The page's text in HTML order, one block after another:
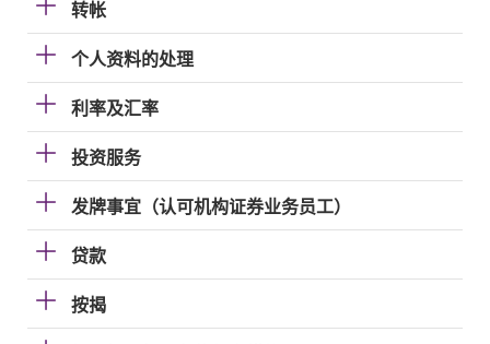
转帐
个人资料的处理
利率及汇率
投资服务
发牌事宜（认可机构证券业务员工）
贷款
按揭